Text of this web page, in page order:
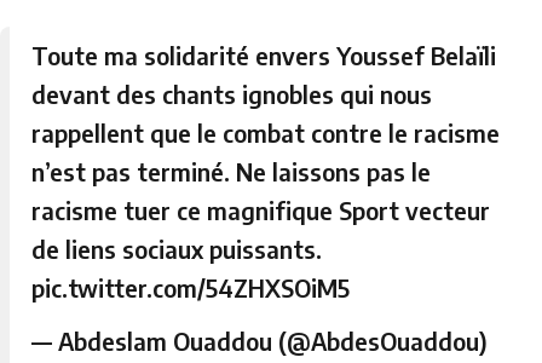
Toute ma solidarité envers Youssef Belaïli
devant des chants ignobles qui nous
rappellent que le combat contre le racisme
n’est pas terminé. Ne laissons pas le
racisme tuer ce magnifique Sport vecteur
de liens sociaux puissants.
pic.twitter.com/54ZHXSOiM5
— Abdeslam Ouaddou (@AbdesOuaddou)